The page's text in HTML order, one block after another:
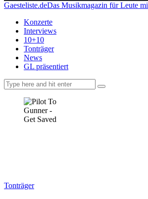
Gaesteliste.deDas Musikmagazin für Leute
Konzerte
Interviews
10+10
Tonträger
News
GL präsentiert
Tonträger